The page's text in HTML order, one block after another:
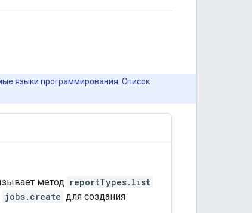
языки программирования. Список
метод reportTypes.list
jobs.create для создания